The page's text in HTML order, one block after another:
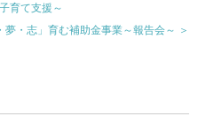
育て支援～
・志」育む補助金事業～報告会～ ＞